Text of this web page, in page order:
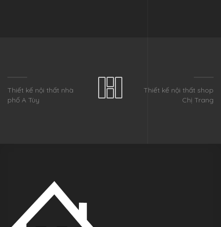
Thiết kế nội thất nhà
phố A Tùy
Thiết kế nội thất shop
Chị Trang